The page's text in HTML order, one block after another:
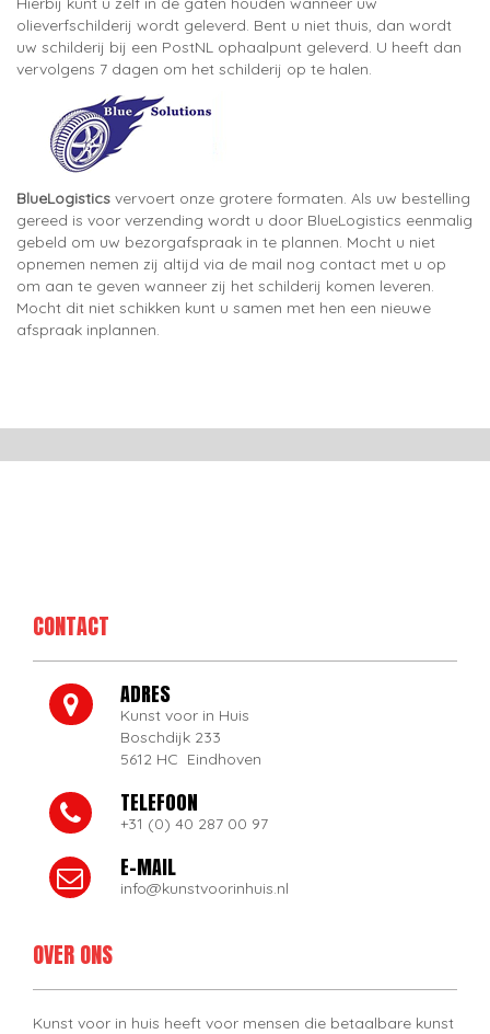
olieverfschilderij wordt geleverd. Bent u niet thuis, dan wordt
uw schilderij bij een PostNL ophaalpunt geleverd. U heeft dan
vervolgens 7 dagen om het schilderij op te halen.
BlueLogistics vervoert onze grotere formaten. Als uw bestelling
gereed is voor verzending wordt u door BlueLogistics eenmalig
gebeld om uw bezorgafspraak in te plannen. Mocht u niet
opnemen nemen zij altijd via de mail nog contact met u op
om aan te geven wanneer zij het schilderij komen leveren.
Mocht dit niet schikken kunt u samen met hen een nieuwe
afspraak inplannen.
CONTACT
ADRES
Kunst voor in Huis
Boschdijk 233
5612 HC Eindhoven
TELEFOON
+31 (0) 40 287 00 97
E-MAIL
info@kunstvoorinhuis.nl
OVER ONS
Kunst voor in huis heeft voor mensen die betaalbare kunst